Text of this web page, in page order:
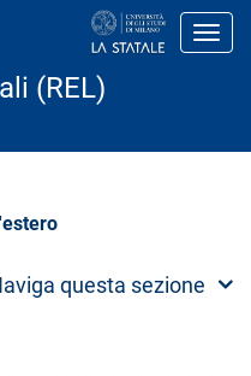
(REL)
questa sezione